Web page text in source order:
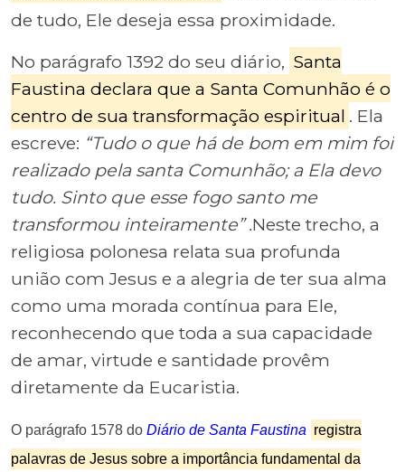
de tudo, Ele deseja essa proximidade.
No parágrafo 1392 do seu diário, Santa
Faustina declara que a Santa Comunhão é o
centro de sua transformação espiritual . Ela
escreve: “Tudo o que há de bom em mim foi
realizado pela santa Comunhão; a Ela devo
tudo. Sinto que esse fogo santo me
transformou inteiramente” .Neste trecho, a
religiosa polonesa relata sua profunda
união com Jesus e a alegria de ter sua alma
como uma morada contínua para Ele,
reconhecendo que toda a sua capacidade
de amar, virtude e santidade provêm
diretamente da Eucaristia.
O parágrafo 1578 do Diário de Santa Faustina registra
palavras de Jesus sobre a importância fundamental da